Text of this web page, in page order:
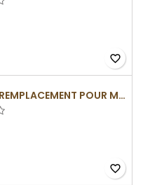
favorite_border
TUBES DE REMPLACEMENT POUR MÉCANISMES SLIMLINE
favorite_border